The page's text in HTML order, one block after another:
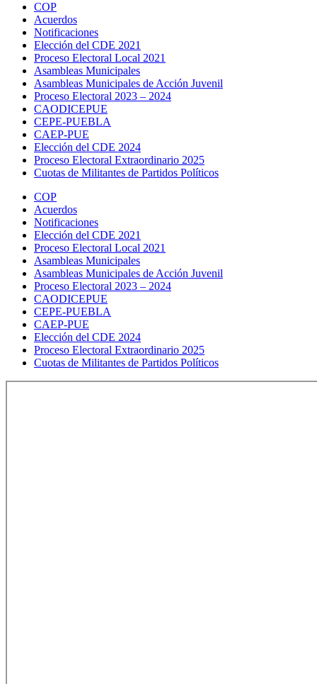
COP
Acuerdos
Notificaciones
Elección del CDE 2021
Proceso Electoral Local 2021
Asambleas Municipales
Asambleas Municipales de Acción Juvenil
Proceso Electoral 2023 – 2024
CAODICEPUE
CEPE-PUEBLA
CAEP-PUE
Elección del CDE 2024
Proceso Electoral Extraordinario 2025
Cuotas de Militantes de Partidos Políticos
COP
Acuerdos
Notificaciones
Elección del CDE 2021
Proceso Electoral Local 2021
Asambleas Municipales
Asambleas Municipales de Acción Juvenil
Proceso Electoral 2023 – 2024
CAODICEPUE
CEPE-PUEBLA
CAEP-PUE
Elección del CDE 2024
Proceso Electoral Extraordinario 2025
Cuotas de Militantes de Partidos Políticos